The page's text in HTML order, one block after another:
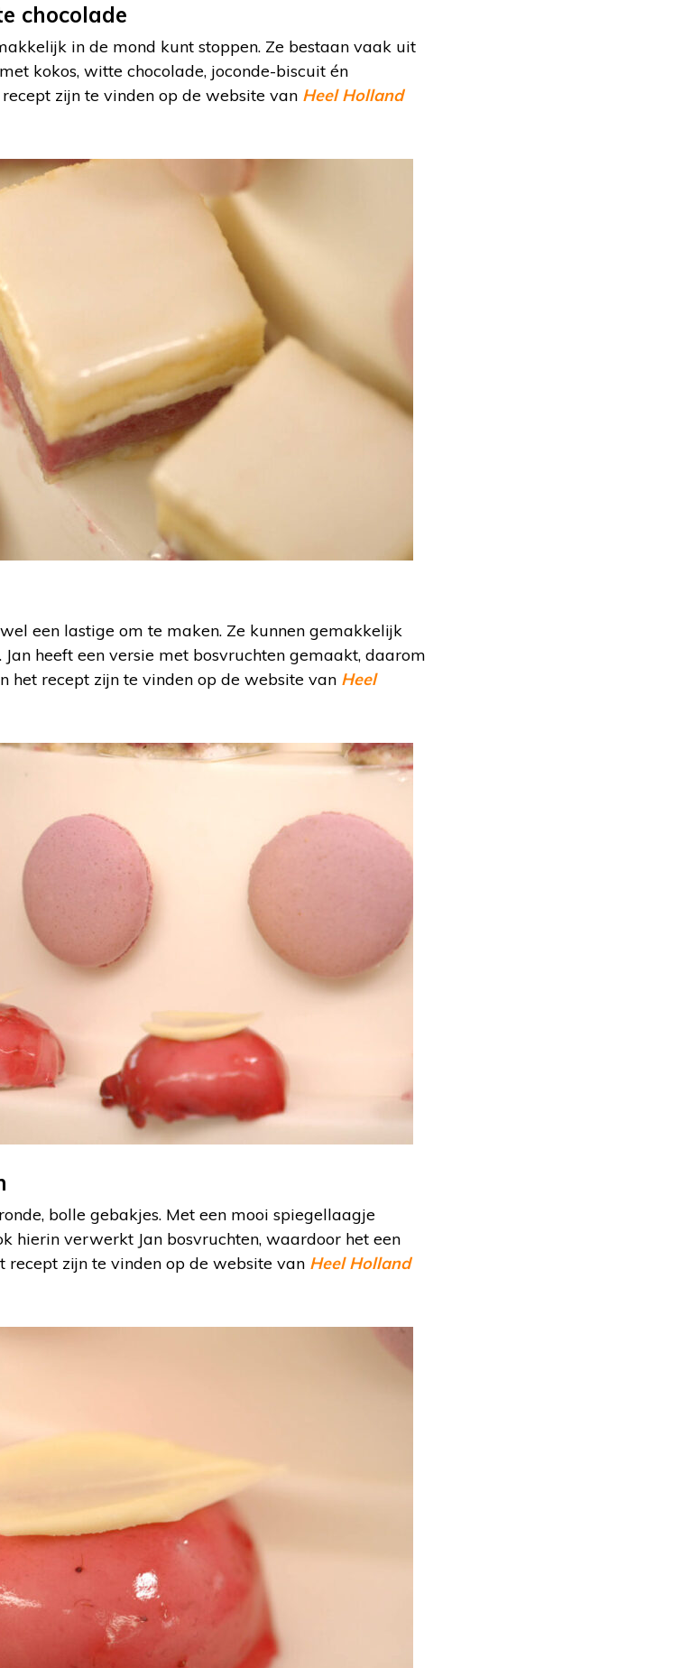
chocolade
in de mond kunt stoppen. Ze bestaan vaak uit
kokos, witte chocolade, joconde-biscuit én
zijn te vinden op de website van Heel Holland
een lastige om te maken. Ze kunnen gemakkelijk
heeft een versie met bosvruchten gemaakt, daarom
het recept zijn te vinden op de website van Heel
bolle gebakjes. Met een mooi spiegellaagje
hierin verwerkt Jan bosvruchten, waardoor het een
recept zijn te vinden op de website van Heel Holland